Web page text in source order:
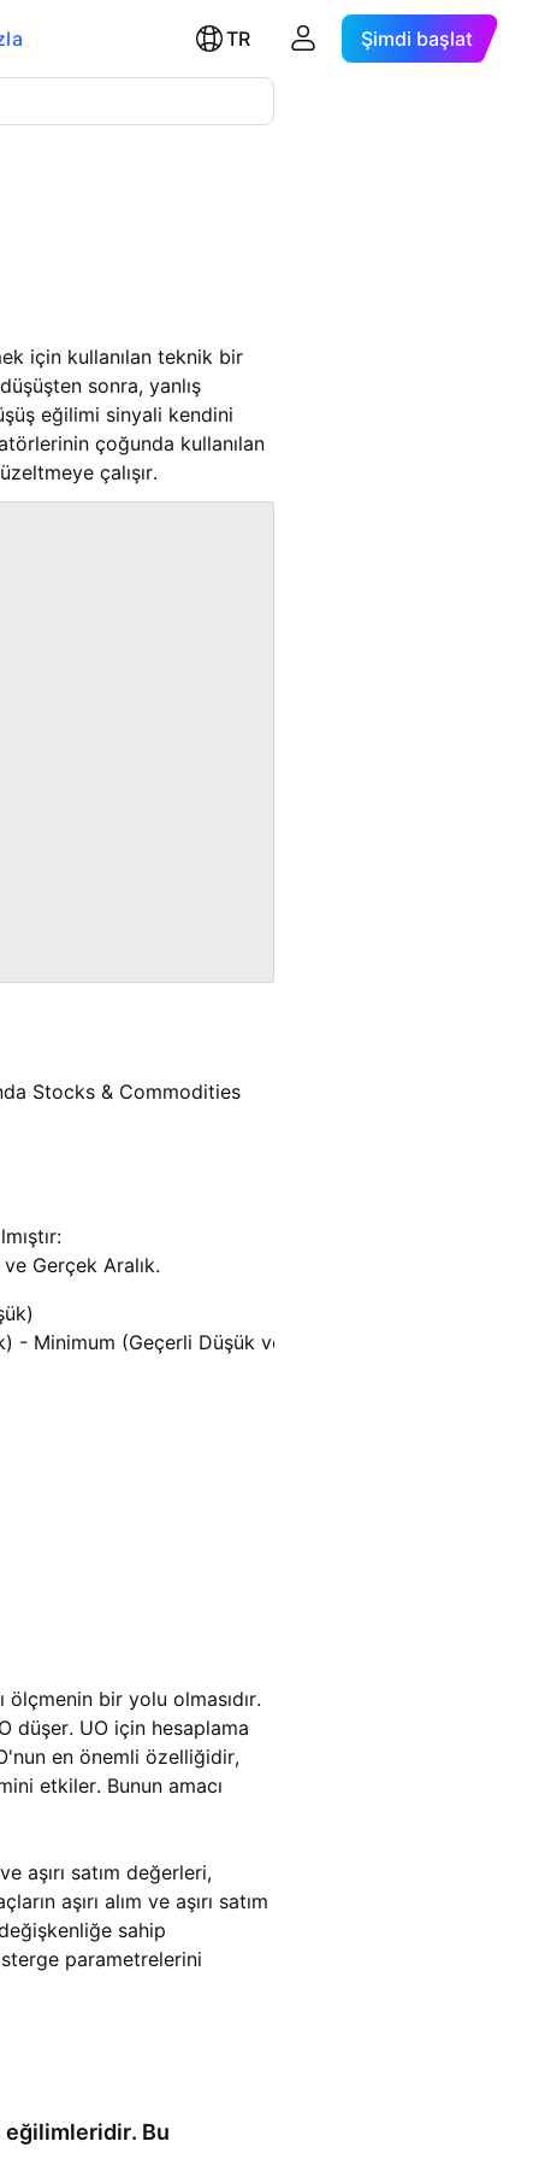
TR Şimdi başlat
için kullanılan teknik bir
sonra, yanlış
eğilimi sinyali kendini
çoğunda kullanılan
çalışır.
Stocks & Commodities
Gerçek Aralık.
- Minimum (Geçerli Düşük veya Önceki Kapat Arasındaki
bir yolu olmasıdır.
düşer. UO için hesaplama
en önemli özelliğidir,
etkiler. Bunun amacı
aşırı satım değerleri,
aşırı alım ve aşırı satım
sahip
parametrelerini
Bu